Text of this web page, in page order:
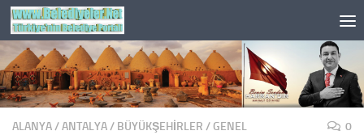
Skip to content
ALANYA/ANTALYA/ BÜYÜKŞEHİRLER / GENEL 0